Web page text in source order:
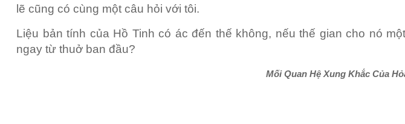
lẽ cũng có cùng một câu hỏi với tôi.
Liệu bản tính của Hồ Tinh có ác đến thế không, nếu thế gian cho nó
ngay từ thuở ban đầu?
Mối Quan Hệ Xung Khắc Của